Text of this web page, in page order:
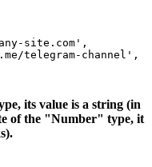
site.com',
telegram-channel',
its value is a string (in
of the "Number" type, it